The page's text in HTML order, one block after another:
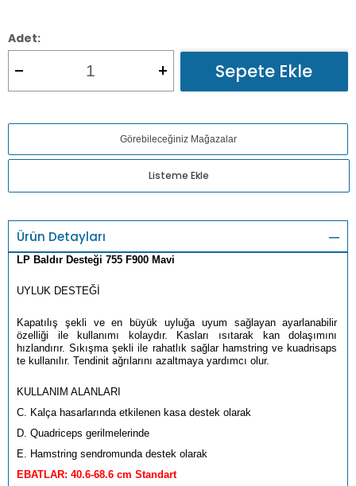
Adet:
Sepete Ekle
Görebileceğiniz Mağazalar
Listeme Ekle
Ürün Detayları
LP Baldır Desteği 755 F900 Mavi
UYLUK DESTEĞİ
Kapatılış şekli ve en büyük uyluğa uyum sağlayan ayarlanabilir
özelliği ile kullanımı kolaydır. Kasları ısıtarak kan dolaşımını
hızlandırır. Sıkışma şekli ile rahatlık sağlar hamstring ve kuadrisaps
te kullanılır. Tendinit ağrılarını azaltmaya yardımcı olur.
KULLANIM ALANLARI
C. Kalça hasarlarında etkilenen kasa destek olarak
D. Quadriceps gerilmelerinde
E. Hamstring sendromunda destek olarak
EBATLAR: 40.6-68.6 cm Standart